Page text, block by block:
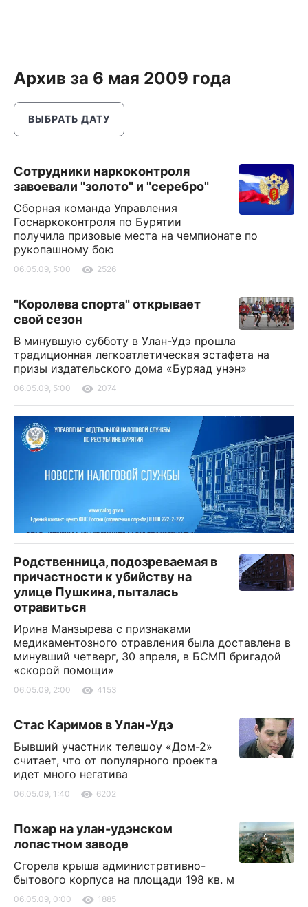
Архив за 6 мая 2009 года
ВЫБРАТЬ ДАТУ
Сотрудники наркоконтроля
завоевали "золото" и "серебро"
Сборная команда Управления
Госнаркоконтроля по Бурятии
получила призовые места на чемпионате по
рукопашному бою
06.05.09, 5:00 2526
"Королева спорта" открывает
свой сезон
В минувшую субботу в Улан-Удэ прошла
традиционная легкоатлетическая эстафета на
призы издательского дома «Буряад унэн»
06.05.09, 5:00 2074
Родственница, подозреваемая в
причастности к убийству на
улице Пушкина, пыталась
отравиться
Ирина Манзырева с признаками
медикаментозного отравления была доставлена в
минувший четверг, 30 апреля, в БСМП бригадой
«скорой помощи»
06.05.09, 2:00 4153
Стас Каримов в Улан-Удэ
Бывший участник телешоу «Дом-2»
считает, что от популярного проекта
идет много негатива
06.05.09, 1:40 6202
Пожар на улан-удэнском
лопастном заводе
Сгорела крыша административно-
бытового корпуса на площади 198 кв. м
06.05.09, 0:00 1885